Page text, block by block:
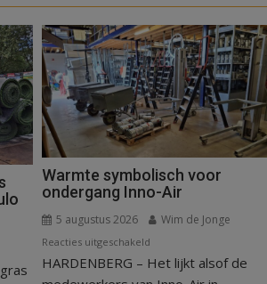
Warmte symbolisch voor
ondergang Inno-Air
5 augustus 2026 Wim de Jonge
Reacties uitgeschakeld
Warmte
symbolisch
HARDENBERG – Het lijkt alsof de